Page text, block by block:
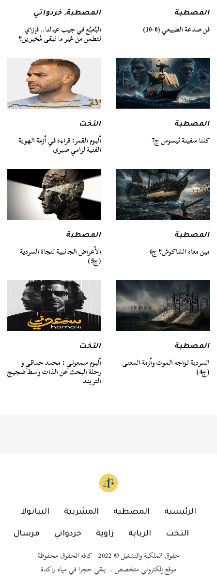
المصطبة
فن صناعة الطبيعي (0-10)
المصطبة,خردواتي
البُعبُع في جيب عيالنا.. فإزاي
نتطمن من غير ما نبقى مُخبرين؟
المصطبة
كلنا سفينة ثيسوس ج7
التخت
ألبوم القمر: قراءة في أزمة الهوية
الفنية لرامي صبري
المصطبة
مين معاه الشاكوش؟ ج6
المصطبة
الأعراض الجانبية لنجاة السردية
(ج5)
المصطبة
السردية تواجه الموت وأزمة المعنى
(ج4)
التخت
ألبوم سمعوني : محمد حماقي و
رحلة البحث عن الذات وسط ضجيج
التريند
الرئيسية المصطبة المشربية البيانولا
التخت الربابة زاوية خردواتي مرسال
حقوق الملكية والتشغيل © 2022 كافه الحقوق محفوظة
موقع إلكتروني متخصص .. يلقي حجرا في مياه راكدة